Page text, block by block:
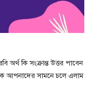
অর্থ কি সংক্রান্ত উত্তর পাবেন
আপনাদের সামনে চলে এলাম